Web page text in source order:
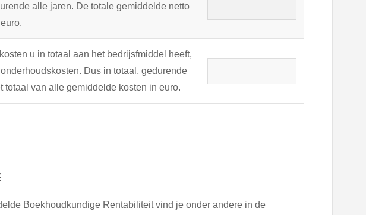
alle jaren. De totale gemiddelde netto
u in totaal aan het bedrijsfmiddel heeft,
Dus in totaal, gedurende
totaal van alle gemiddelde kosten in euro.
Boekhoudkundige Rentabiliteit vind je onder andere in de